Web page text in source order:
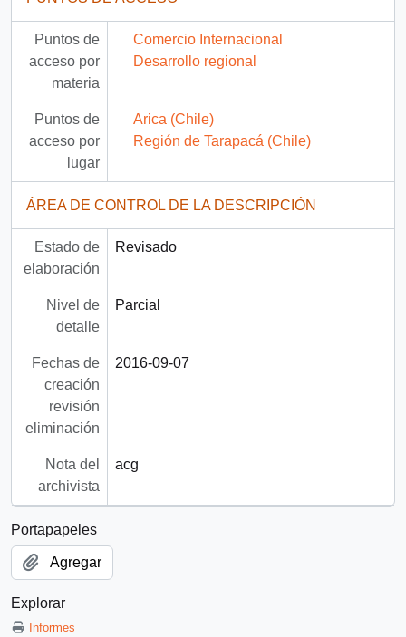
Puntos de
acceso por
materia
Comercio Internacional
Desarrollo regional
Puntos de
acceso por
lugar
Arica (Chile)
Región de Tarapacá (Chile)
ÁREA DE CONTROL DE LA DESCRIPCIÓN
Estado de
elaboración
Revisado
Nivel de
detalle
Parcial
Fechas de
creación
revisión
eliminación
2016-09-07
Nota del
archivista
acg
Portapapeles
Agregar
Explorar
Informes